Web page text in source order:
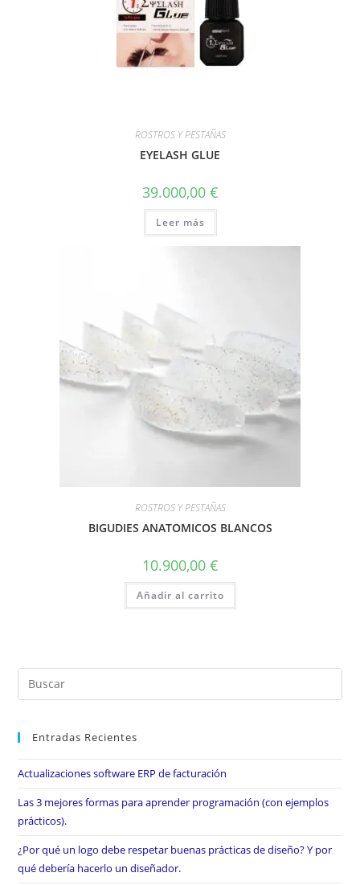
ROSTROS Y PESTAÑAS
EYELASH GLUE
39.000,00 €
Leer más
ROSTROS Y PESTAÑAS
BIGUDIES ANATOMICOS BLANCOS
10.900,00 €
Añadir al carrito
Entradas Recientes
Actualizaciones software ERP de facturación
Las 3 mejores formas para aprender programación (con ejemplos
prácticos).
¿Por qué un logo debe respetar buenas prácticas de diseño? Y por
qué debería hacerlo un diseñador.